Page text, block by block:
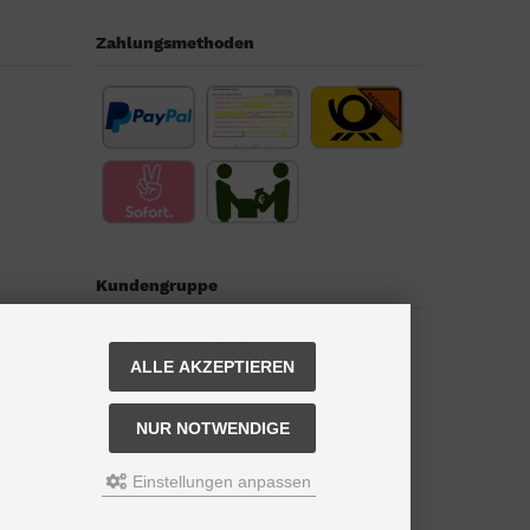
Zahlungsmethoden
Kundengruppe
Kundengruppe:Gast
ALLE AKZEPTIEREN
NUR NOTWENDIGE
Einstellungen anpassen